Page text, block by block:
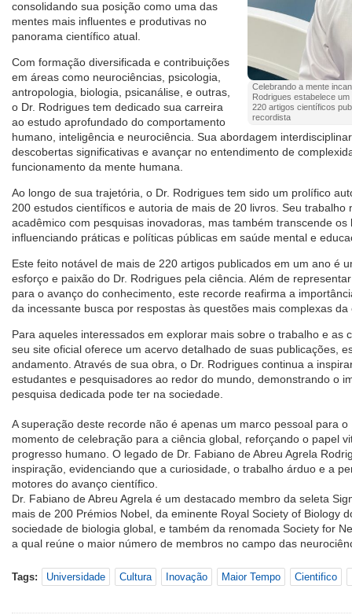
Celebrando a mente
Rodrigues estabelece
220 artigos científicos
recordista
consolidando sua posição como uma das
mentes mais influentes e produtivas no
panorama científico atual.
Com formação diversificada e contribuições
em áreas como neurociências, psicologia,
antropologia, biologia, psicanálise, e outras,
o Dr. Rodrigues tem dedicado sua carreira
ao estudo aprofundado do comportamento
humano, inteligência e neurociência. Sua abordagem
descobertas significativas e avançar no entendimento de
funcionamento da mente humana.
Ao longo de sua trajetória, o Dr. Rodrigues tem sido um prolífico
200 estudos científicos e autoria de mais de 20 livros. Seu trabalho
acadêmico com pesquisas inovadoras, mas também transcende os
influenciando práticas e políticas públicas em saúde mental e
Este feito notável de mais de 220 artigos publicados em um ano é
esforço e paixão do Dr. Rodrigues pela ciência. Além de
para o avanço do conhecimento, este recorde reafirma a
da incessante busca por respostas às questões mais complexas
Para aqueles interessados em explorar mais sobre o trabalho e as
seu site oficial oferece um acervo detalhado de suas publicações,
andamento. Através de sua obra, o Dr. Rodrigues continua a
estudantes e pesquisadores ao redor do mundo, demonstrando o
pesquisa dedicada pode ter na sociedade.
A superação deste recorde não é apenas um marco pessoal para
momento de celebração para a ciência global, reforçando o papel
progresso humano. O legado de Dr. Fabiano de Abreu Agrela
inspiração, evidenciando que a curiosidade, o trabalho árduo e a
motores do avanço científico.
Dr. Fabiano de Abreu Agrela é um destacado membro da seleta
mais de 200 Prémios Nobel, da eminente Royal Society of Biology
sociedade de biologia global, e também da renomada Society for
a qual reúne o maior número de membros no campo das
Tags: Universidade Cultura Inovação Maior Tempo Cientifico